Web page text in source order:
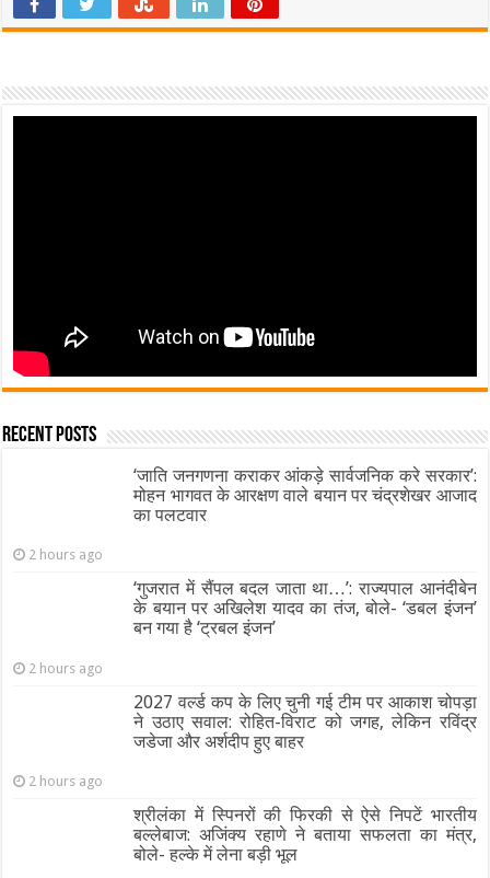
Recent Posts
‘जाति जनगणना कराकर आंकड़े सार्वजनिक करे सरकार’:
मोहन भागवत के आरक्षण वाले बयान पर चंद्रशेखर आजाद
का पलटवार
2 hours ago
‘गुजरात में सैंपल बदल जाता था…’: राज्यपाल आनंदीबेन
के बयान पर अखिलेश यादव का तंज, बोले- ‘डबल इंजन’
बन गया है ‘ट्रबल इंजन’
2 hours ago
2027 वर्ल्ड कप के लिए चुनी गई टीम पर आकाश चोपड़ा
ने उठाए सवाल: रोहित-विराट को जगह, लेकिन रविंद्र
जडेजा और अर्शदीप हुए बाहर
2 hours ago
श्रीलंका में स्पिनरों की फिरकी से ऐसे निपटें भारतीय
बल्लेबाज: अजिंक्य रहाणे ने बताया सफलता का मंत्र,
बोले- हल्के में लेना बड़ी भूल